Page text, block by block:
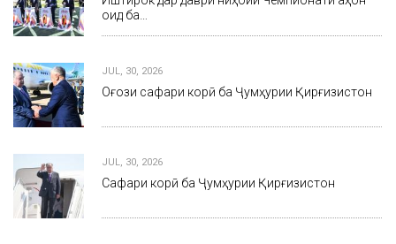
оид ба…
JUL, 30, 2026
Оғози сафари корӣ ба Ҷумҳурии Қирғизистон
JUL, 30, 2026
Сафари корӣ ба Ҷумҳурии Қирғизистон